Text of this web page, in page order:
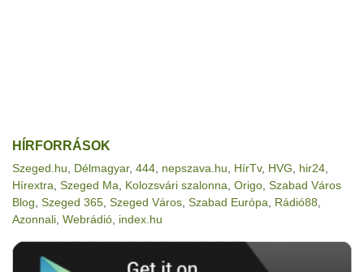
HÍRFORRÁSOK
Szeged.hu Délmagyar, 444 nepszava.hu HírTv, HVG hir24
Hírextra Szeged Ma Kolozsvári szalonna Origo Szabad Város
Blog Szeged 365 Szeged Város Szabad Európa Rádió88
Azonnali Webrádió index.hu